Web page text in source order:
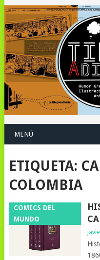
MENÚ
ETIQUETA:
COLOMBIA
COMICS DEL
MUNDO